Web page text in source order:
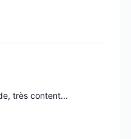
très content...